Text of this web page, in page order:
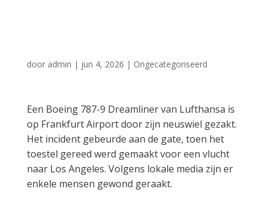
door admin | jun 4, 2026 | Ongecategoriseerd
Een Boeing 787-9 Dreamliner van Lufthansa is
op Frankfurt Airport door zijn neuswiel gezakt.
Het incident gebeurde aan de gate, toen het
toestel gereed werd gemaakt voor een vlucht
naar Los Angeles. Volgens lokale media zijn er
enkele mensen gewond geraakt.